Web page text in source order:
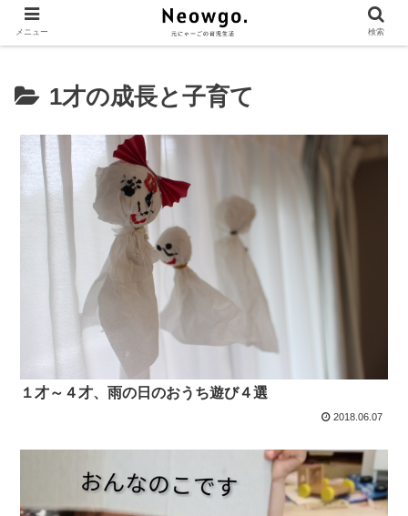
1才の成長と子育て
１才～４才、雨の日のおうち遊び４選
2018.06.07
メニュー 検索